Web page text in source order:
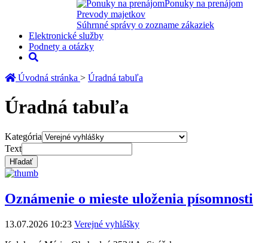
Ponuky na prenájom
Prevody majetkov
Súhrnné správy o zozname zákaziek
Elektronické služby
Podnety a otázky
Úvodná stránka > Úradná tabuľa
Úradná tabuľa
Kategória
Text
Oznámenie o mieste uloženia písomnosti
13.07.2026 10:23 Verejné vyhlášky